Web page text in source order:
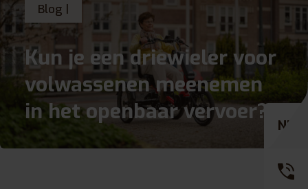
Blog |
Kun je een driewieler voor
volwassenen meenemen
in het openbaar vervoer?
NL